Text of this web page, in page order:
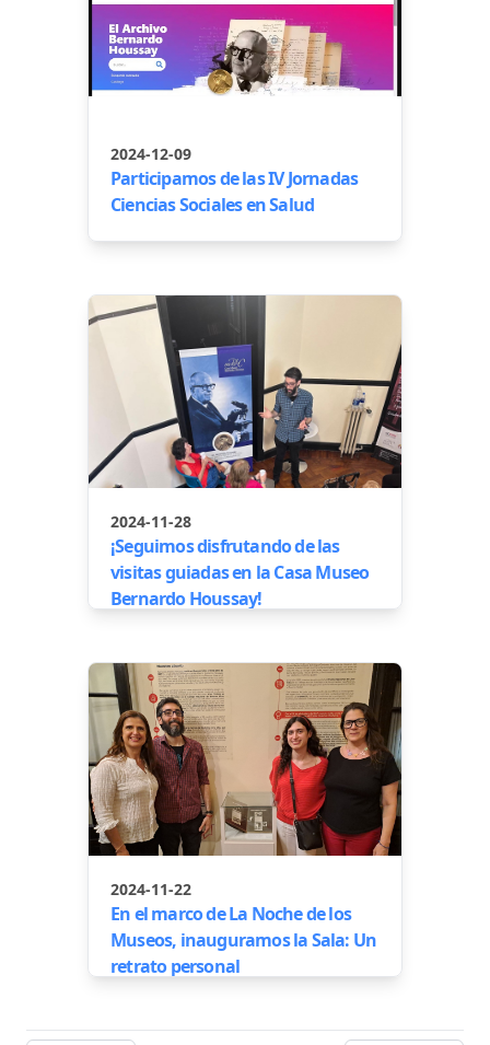
2024-12-09
Participamos de las IV Jornadas
Ciencias Sociales en Salud
2024-11-28
¡Seguimos disfrutando de las
visitas guiadas en la Casa Museo
Bernardo Houssay!
2024-11-22
En el marco de La Noche de los
Museos, inauguramos la Sala: Un
retrato personal